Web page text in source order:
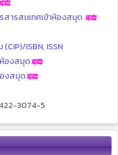
ารสนเทศเข้าห้องสมุด
ISBN, ISSN
องสมุด
งสมุด
3074-5